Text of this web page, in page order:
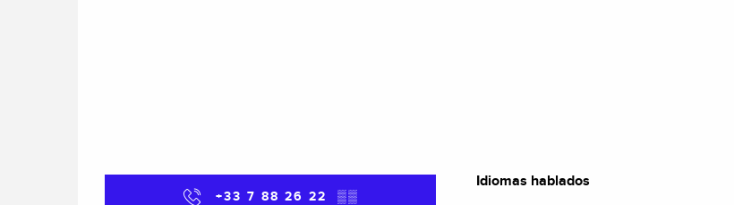
+33 7 88 26 22 ▒▒
Idiomas hablados
Idiomas hablados